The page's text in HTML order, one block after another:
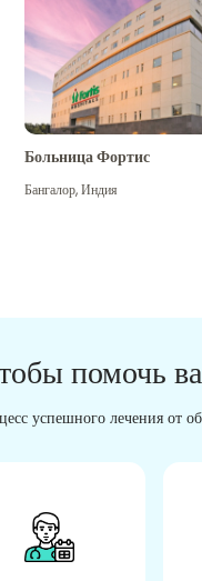
Больница Фортис
Бангалор,Индия
помочь
успешного лечения от